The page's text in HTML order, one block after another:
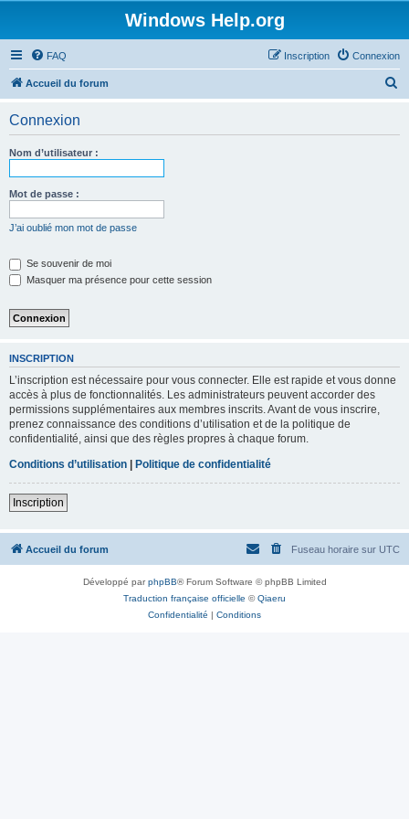
Windows Help.org
FAQ Connexion
Inscription
Accueil du forum
Connexion
Nom d’utilisateur :
Mot de passe :
J’ai oublié mon mot de passe
Se souvenir de moi
Masquer ma présence pour cette session
INSCRIPTION
L’inscription est nécessaire pour vous connecter. Elle est rapide et vous donne
accès à plus de fonctionnalités. Les administrateurs peuvent accorder des
permissions supplémentaires aux membres inscrits. Avant de vous inscrire,
prenez connaissance des conditions d’utilisation et de la politique de
confidentialité, ainsi que des règles propres à chaque forum.
Conditions d’utilisation | Politique de confidentialité
Inscription
Accueil du forum Fuseau horaire sur UTC
Développé parphpBB® Forum Software © phpBB Limited
Traduction française officielle ©Qiaeru
Confidentialité | Conditions